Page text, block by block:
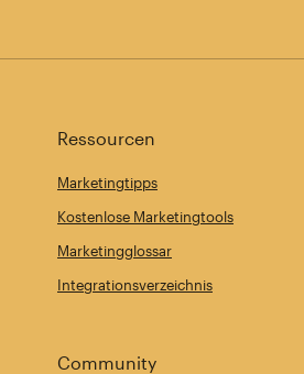
Ressourcen
Marketingtipps
Kostenlose Marketingtools
Marketingglossar
Integrationsverzeichnis
Community